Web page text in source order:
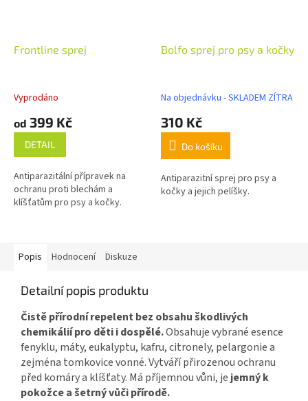
Frontline sprej
Vyprodáno
od 399 Kč
DETAIL
Antiparazitální přípravek na
ochranu proti blechám a
klíšťatům pro psy a kočky.
Bolfo sprej pro psy a kočky
Na objednávku - SKLADEM ZÍTRA
310 Kč
Do košíku
Antiparazitní sprej pro psy a
kočky a jejich pelíšky.
Popis Hodnocení Diskuze
Detailní popis produktu
Čistě přírodní repelent bez obsahu škodlivých
chemikálií pro děti i dospělé.Obsahuje vybrané esence
fenyklu, máty, eukalyptu, kafru, citronely, pelargonie a
zejména tomkovice vonné. Vytváří přirozenou ochranu
před komáry a klíšťaty. Má příjemnou vůni, je jemný k
pokožce a šetrný vůči přírodě.